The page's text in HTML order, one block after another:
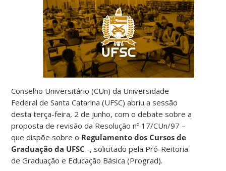
Conselho Universitário (CUn) da Universidade
Federal de Santa Catarina (UFSC) abriu a sessão
desta terça-feira, 2 de junho, com o debate sobre a
proposta de revisão da Resolução nº 17/CUn/97 –
que dispõe sobre o Regulamento dos Cursos de
Graduação da UFSC -, solicitado pela Pró-Reitoria
de Graduação e Educação Básica (Prograd).